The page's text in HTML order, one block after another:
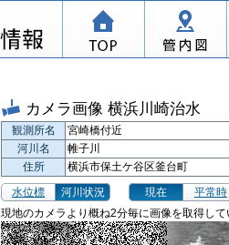
カメラ画像 横浜川崎治水
観測所名
宮崎橋付近
河川名
帷子川
住所
横浜市保土ケ谷区釜台町
水位標
河川状況 現在
平常時
現地のカメラより概ね2分毎に画像を取得し